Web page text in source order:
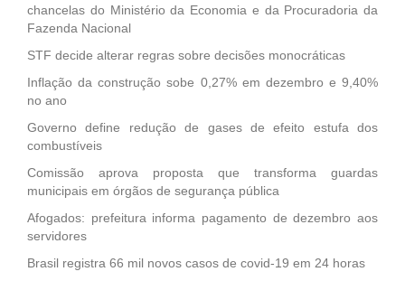
chancelas do Ministério da Economia e da Procuradoria da
Fazenda Nacional
STF decide alterar regras sobre decisões monocráticas
Inflação da construção sobe 0,27% em dezembro e 9,40%
no ano
Governo define redução de gases de efeito estufa dos
combustíveis
Comissão aprova proposta que transforma guardas
municipais em órgãos de segurança pública
Afogados: prefeitura informa pagamento de dezembro aos
servidores
Brasil registra 66 mil novos casos de covid-19 em 24 horas